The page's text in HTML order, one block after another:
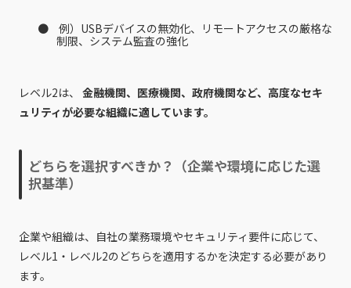
例）USBデバイスの無効化、リモートアクセスの厳格な
制限、システム監査の強化
レベル2は、 金融機関、医療機関、政府機関など、高度なセキ
ュリティが必要な組織に適しています。
どちらを選択すべきか？（企業や環境に応じた選
択基準）
企業や組織は、自社の業務環境やセキュリティ要件に応じて、
レベル1・レベル2のどちらを適用するかを決定する必要があり
ます。